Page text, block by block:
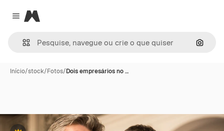
Close menu
Magnific
Início/stock/Fotos/Dois empresários no …